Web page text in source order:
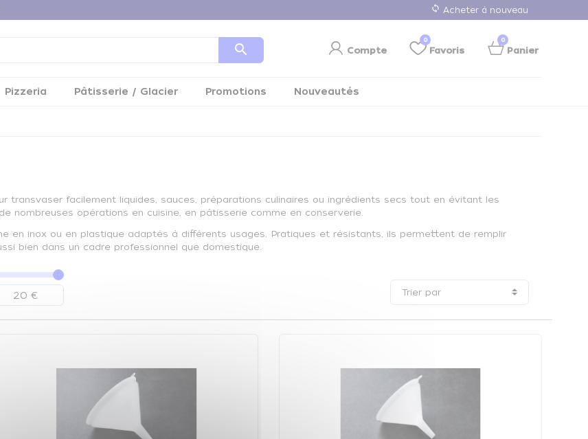
loop Acheter à nouveau
search Compte
0
Favoris
0
Panier
Pizzeria Pâtisserie / Glacier Promotions Nouveautés
transvaser facilement liquides, sauces, préparations culinaires ou ingrédients secs tout en évitant les
nombreuses opérations en cuisine, en pâtisserie comme en conserverie.
en inox ou en plastique adaptés à différents usages. Pratiques et résistants, ils permettent de remplir
bien dans un cadre professionnel que domestique.
Trier par